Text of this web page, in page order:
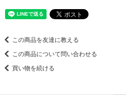
この商品を友達に教える
この商品について問い合わせる
買い物を続ける